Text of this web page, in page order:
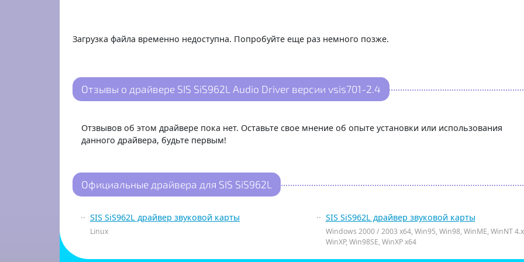
Загрузка файла временно недоступна. Попробуйте еще раз немного позже.
Отзывы о драйвере SIS SiS962L Audio Driver версии vsis701-2.4
Отзвывов об этом драйвере пока нет. Оставьте свое мнение об опыте установки или использования
данного драйвера, будьте первым!
Официальные драйвера для SIS SiS962L
SIS SiS962L драйвер звуковой карты
Linux
SIS SiS962L драйвер звуковой карты
Windows 2000 / 2003 x64, Win95, Win98, WinME, WinNT
WinXP, Win98SE, WinXP x64